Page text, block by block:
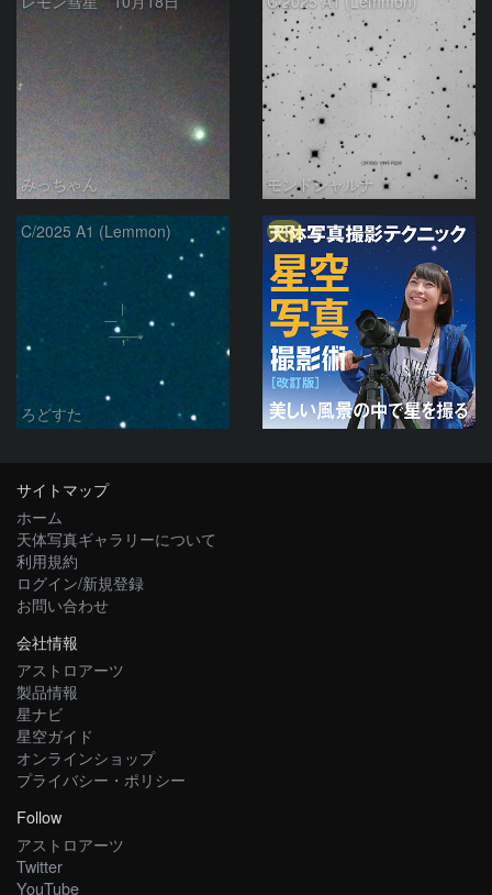
みっちゃん モンドシャルナ
C/2025 A1 (Lemmon)
ろどすた
PR
サイトマップ
ホーム
天体写真ギャラリーについて
利用規約
ログイン/新規登録
お問い合わせ
会社情報
アストロアーツ
製品情報
星ナビ
星空ガイド
オンラインショップ
プライバシー・ポリシー
Follow
アストロアーツ
Twitter
YouTube